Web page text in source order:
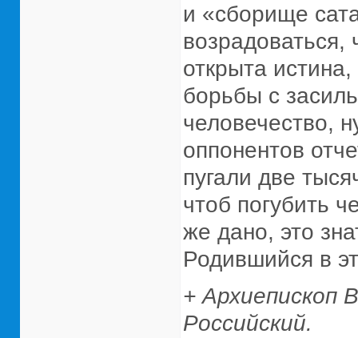
и «сборище
открыта
борьбы с
человечество,
оппонентов
пугали две
чтоб погубить
же дано, это
Родившийся в
+ Архиепископ
Российский.